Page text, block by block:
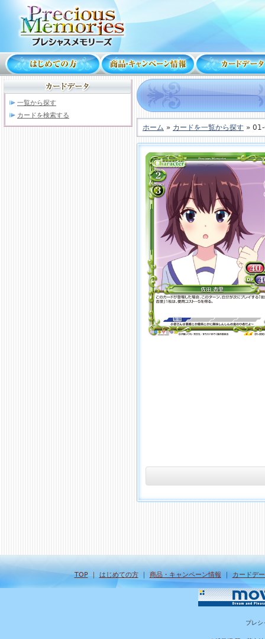
一覧から探す
カードを検索する
ホーム » カードを一覧から探す »
TOP｜ はじめての方｜ 商品・キャンペーン情報 ｜ カードデ
プレシ